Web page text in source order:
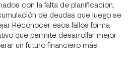
con la falta de planificación,
de deudas que luego se
Reconocer esos fallos forma
que permite desarrollar mejor
un futuro financiero más